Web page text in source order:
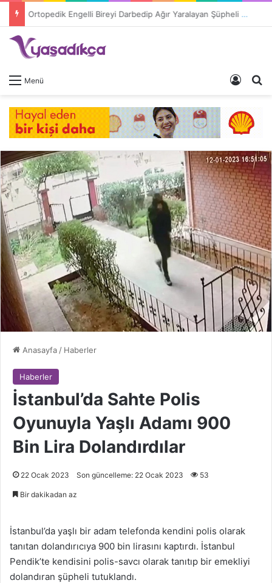
Ortopedik Engelli Bireyi Darbedip Ağır Yaralayan Şüpheli Tutuklandı
Menü Giriş
Anasayfa / Haberler
Haberler
İstanbul’da Sahte Polis
Oyunuyla Yaşlı Adamı 900
Bin Lira Dolandırdılar
22 Ocak 2023 Son güncelleme: 22 Ocak 2023 53
Bir dakikadan az
İstanbul’da yaşlı bir adam telefonda kendini polis olarak
tanıtan dolandırıcıya 900 bin lirasını kaptırdı. İstanbul
Pendik’te kendisini polis-savcı olarak tanıtıp bir emekliyi
dolandıran şüpheli tutuklandı.